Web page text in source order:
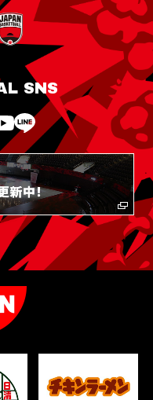
SNS